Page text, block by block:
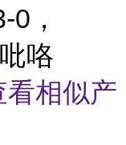
0，
咯
看相似产